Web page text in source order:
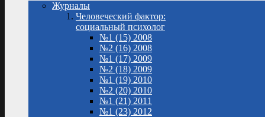
Журналы
Человеческий фактор:
социальный психолог
№1 (15) 2008
№2 (16) 2008
№1 (17) 2009
№2 (18) 2009
№1 (19) 2010
№2 (20) 2010
№1 (21) 2011
№1 (23) 2012